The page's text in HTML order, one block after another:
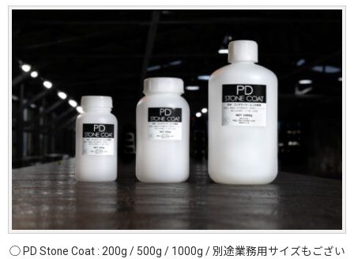
◯ PD Stone Coat : 200g / 500g / 1000g / 別途業務用サイズもござい